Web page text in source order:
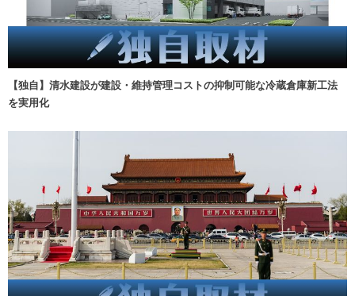
【独自】清水建設が建設・維持管理コストの抑制可能な冷蔵倉庫新工法
を実用化